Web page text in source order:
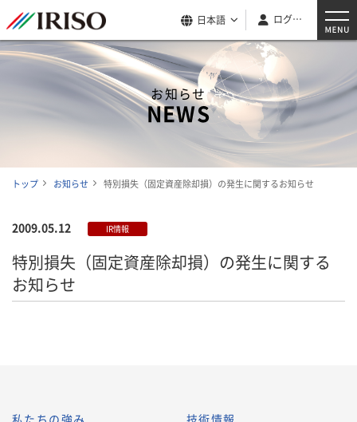
日本語 ログイン
お知らせ
NEWS
トップ お知らせ 特別損失（固定資産除却損）の発生に関するお知らせ
2009.05.12 IR情報
特別損失（固定資産除却損）の発生に関する
お知らせ